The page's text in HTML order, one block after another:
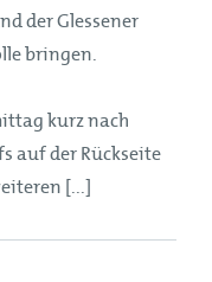
der Glessener
bringen.
kurz nach
auf der Rückseite
[...]